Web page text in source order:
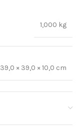
1,000 kg
39,0 × 39,0 × 10,0 cm